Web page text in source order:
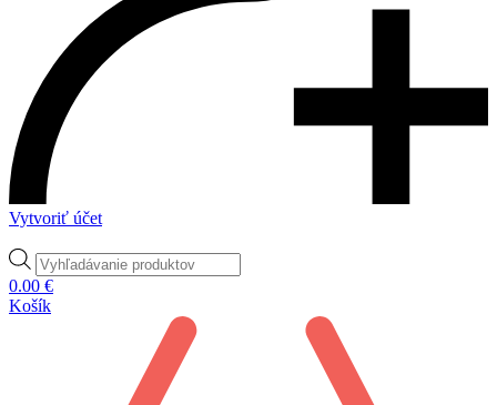
Vytvoriť účet
Products
search
0.00 €
Košík